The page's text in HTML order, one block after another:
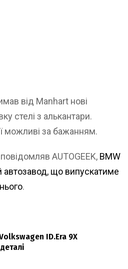
від Manhart нові
стелі з алькантари.
можливі за бажанням.
AUTOGEEK, BMW
автозавод, що випускатиме
.
ID.Era 9X